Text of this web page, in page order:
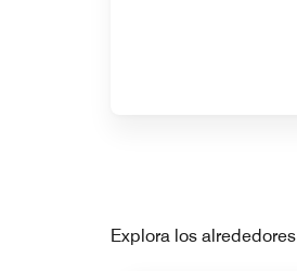
Explora los alrededores